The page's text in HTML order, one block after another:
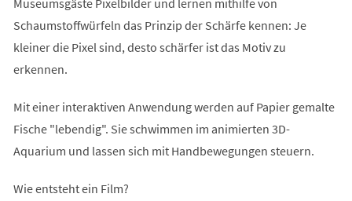
Schaumstoffwürfeln das Prinzip der Schärfe kennen: Je
kleiner die Pixel sind, desto schärfer ist das Motiv zu
erkennen.
Mit einer interaktiven Anwendung werden auf Papier gemalte
Fische "lebendig". Sie schwimmen im animierten 3D-
Aquarium und lassen sich mit Handbewegungen steuern.
Wie entsteht ein Film?